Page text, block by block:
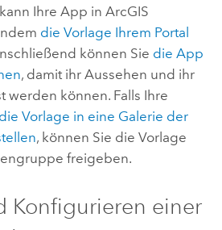
Ihre App in ArcGIS
die Vorlage Ihrem Portal
können Sie die App
, damit ihr Aussehen und ihr
werden können. Falls Ihre
die Vorlage in eine Galerie der
, können Sie die Vorlage
freigeben.
Konfigurieren einer